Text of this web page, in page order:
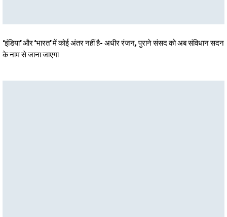
‘इंडिया’ और ‘भारत’ में कोई अंतर नहीं है- अधीर रंजन, पुराने संसद को अब संविधान सदन
के नाम से जाना जाएगा